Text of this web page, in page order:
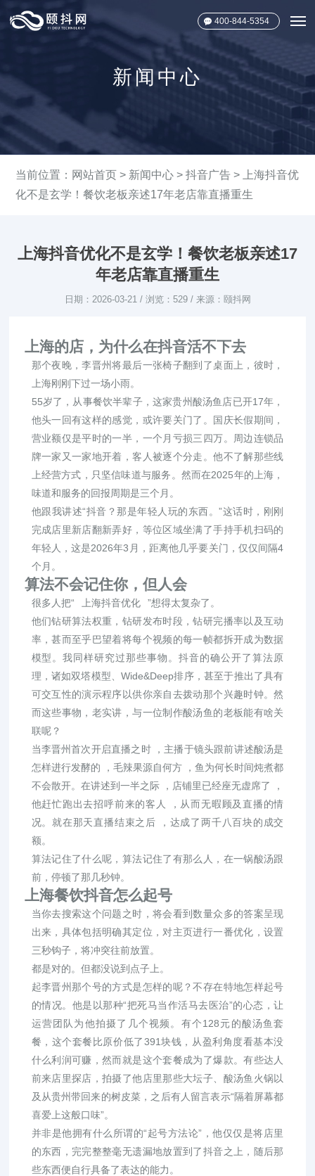
400-844-5354
新闻中心
当前位置： 网站首页 > 新闻中心 >抖音广告 > 上海抖音优
化不是玄学！餐饮老板亲述17年老店靠直播重生
上海抖音优化不是玄学！餐饮老板亲述17
年老店靠直播重生
日期：2026-03-21 / 浏览：529 / 来源：颐抖网
上海的店，为什么在抖音活不下去
那个夜晚，李晋州将最后一张椅子翻到了桌面上，彼时，
上海刚刚下过一场小雨。
55岁了，从事餐饮半辈子，这家贵州酸汤鱼店已开17年，
他头一回有这样的感觉，或许要关门了。国庆长假期间，
营业额仅是平时的一半，一个月亏损三四万。周边连锁品
牌一家又一家地开着，客人被逐个分走。他不了解那些线
上经营方式，只坚信味道与服务。然而在2025年的上海，
味道和服务的回报周期是三个月。
他跟我讲述“抖音？那是年轻人玩的东西。”这话时，刚刚
完成店里新店翻新弄好，等位区域坐满了手持手机扫码的
年轻人，这是2026年3月，距离他几乎要关门，仅仅间隔4
个月。
算法不会记住你，但人会
很多人把“ 上海抖音优化
”想得太复杂了。
他们钻研算法权重，钻研发布时段，钻研完播率以及互动
率，甚而至乎巴望着将每个视频的每一帧都拆开成为数据
模型。我同样研究过那些事物。抖音的确公开了算法原
理，诸如双塔模型、Wide&Deep排序，甚至于推出了具有
可交互性的演示程序以供你亲自去拨动那个兴趣时钟。然
而这些事物，老实讲，与一位制作酸汤鱼的老板能有啥关
联呢？
当李晋州首次开启直播之时 ，主播于镜头跟前讲述酸汤是
怎样进行发酵的 ，毛辣果源自何方 ，鱼为何长时间炖煮都
不会散开。在讲述到一半之际 ，店铺里已经座无虚席了 ，
他赶忙跑出去招呼前来的客人 ，从而无暇顾及直播的情
况。就在那天直播结束之后 ，达成了两千八百块的成交
额。
算法记住了什么呢，算法记住了有那么人，在一锅酸汤跟
前，停顿了那几秒钟。
上海餐饮抖音怎么起号
当你去搜索这个问题之时，将会看到数量众多的答案呈现
出来，具体包括明确其定位，对主页进行一番优化，设置
三秒钩子，将冲突往前放置。
都是对的。但都没说到点子上。
起李晋州那个号的方式是怎样的呢？不存在特地怎样起号
的情况。他是以那种“把死马当作活马去医治”的心态，让
运营团队为他拍摄了几个视频。有个128元的酸汤鱼套
餐，这个套餐比原价低了391块钱，从盈利角度看基本没
什么利润可赚，然而就是这个套餐成为了爆款。有些达人
前来店里探店，拍摄了他店里那些大坛子、酸汤鱼火锅以
及从贵州带回来的树皮菜，之后有人留言表示“隔着屏幕都
喜爱上这般口味”。
并非是他拥有什么所谓的“起号方法论”，他仅仅是将店里
的东西，完完整整毫无遗漏地放置到了抖音之上，随后那
些东西便自行具备了表达的能力。